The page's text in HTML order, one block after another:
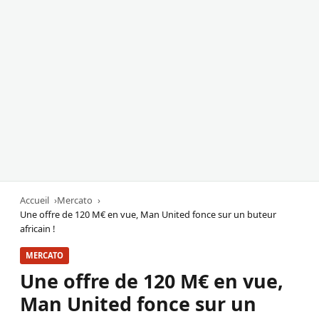
Accueil
Mercato
Une offre de 120 M€ en vue, Man United fonce sur un buteur
africain !
MERCATO
Une offre de 120 M€ en vue,
Man United fonce sur un